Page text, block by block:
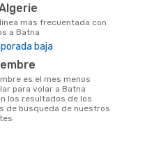
Algerie
a Batna
baja
para volar a Batna
los resultados de los
de búsqueda de nuestros